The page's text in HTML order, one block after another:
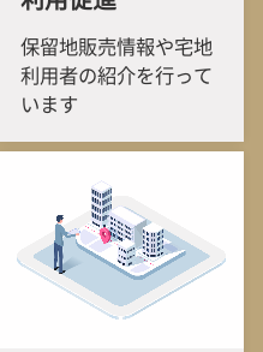
保留地販売情報や宅地
利用者の紹介を行って
います